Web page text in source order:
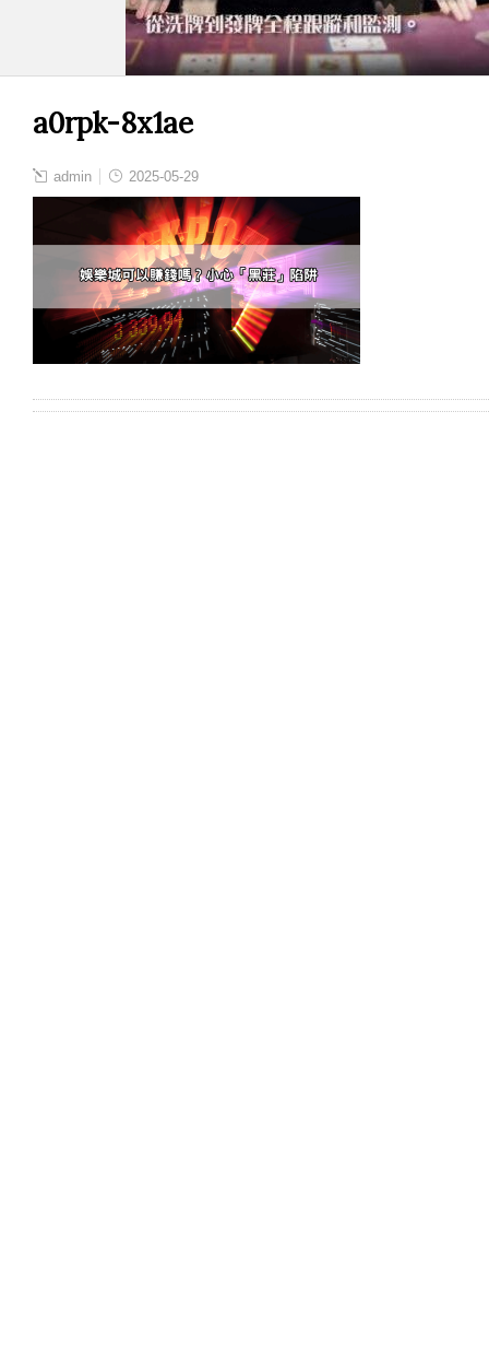
a0rpk-8x1ae
admin 2025-05-29